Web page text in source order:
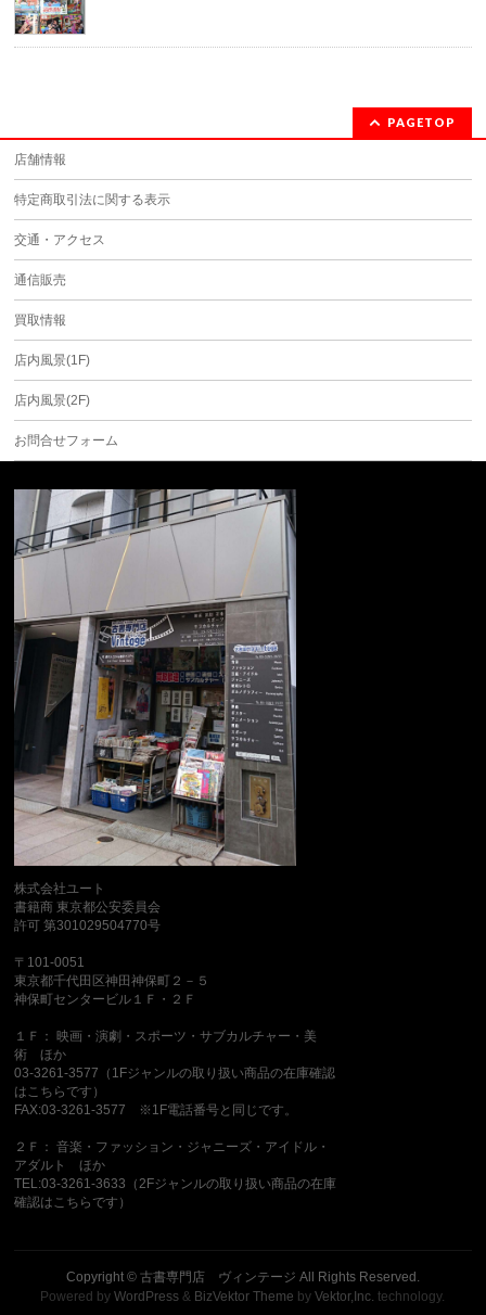
PAGETOP
店舗情報
特定商取引法に関する表示
交通・アクセス
通信販売
買取情報
店内風景(1F)
店内風景(2F)
お問合せフォーム
株式会社ユート
書籍商 東京都公安委員会
許可 第301029504770号
〒101-0051
東京都千代田区神田神保町２－５
神保町センタービル１Ｆ・２Ｆ
１Ｆ： 映画・演劇・スポーツ・サブカルチャー・美
術 ほか
03-3261-3577（1Fジャンルの取り扱い商品の在庫確認
はこちらです）
FAX:03-3261-3577 ※1F電話番号と同じです。
２Ｆ： 音楽・ファッション・ジャニーズ・アイドル・
アダルト ほか
TEL:03-3261-3633（2Fジャンルの取り扱い商品の在庫
確認はこちらです）
Copyright © 古書専門店 ヴィンテージ All Rights Reserved.
Powered byWordPress & BizVektor Theme byVektor,Inc. technology.